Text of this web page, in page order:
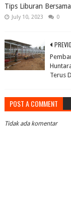
Tips Liburan
July 10, 2023 0
Terus
POST A COMMENT
Tidak ada komentar